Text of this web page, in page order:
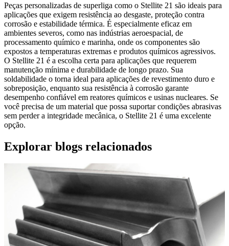
Peças personalizadas de superliga como o Stellite 21 são ideais para
aplicações que exigem resistência ao desgaste, proteção contra
corrosão e estabilidade térmica. É especialmente eficaz em
ambientes severos, como nas indústrias aeroespacial, de
processamento químico e marinha, onde os componentes são
expostos a temperaturas extremas e produtos químicos agressivos.
O Stellite 21 é a escolha certa para aplicações que requerem
manutenção mínima e durabilidade de longo prazo. Sua
soldabilidade o torna ideal para aplicações de revestimento duro e
sobreposição, enquanto sua resistência à corrosão garante
desempenho confiável em reatores químicos e usinas nucleares. Se
você precisa de um material que possa suportar condições abrasivas
sem perder a integridade mecânica, o Stellite 21 é uma excelente
opção.
Explorar blogs relacionados